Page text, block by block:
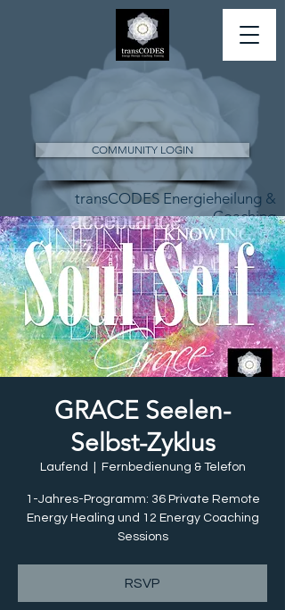
COMMUNITY LOGIN
transCODES Energieheilung &
Coaching
GRACE Seelen-
Selbst-Zyklus
Laufend Fernbedienung & Telefon
1-Jahres-Programm: 36 Private Remote
Energy Healing und 12 Energy Coaching
Sessions
RSVP